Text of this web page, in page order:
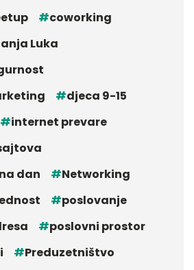
coworking
Luka
djeca 9-15
internet prevare
dan
Networking
poslovanje
poslovni prostor
Preduzetništvo